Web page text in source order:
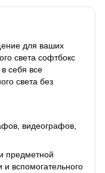
для ваших
света софтбокс
себя все
света без
видеографов,
предметной
вспомогательного